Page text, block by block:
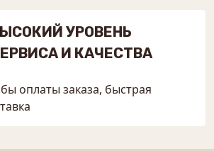
УРОВЕНЬ
И КАЧЕСТВА
оплаты заказа, быстрая